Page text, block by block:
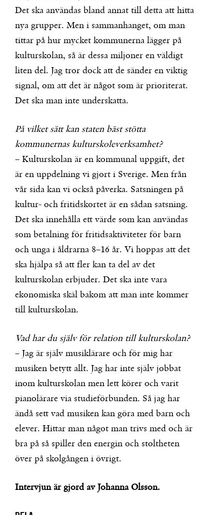
Det ska användas bland annat till detta att hitta
nya grupper. Men i sammanhanget, om man
tittar på hur mycket kommunerna lägger på
kulturskolan, så är dessa miljoner en väldigt
liten del. Jag tror dock att de sänder en viktig
signal, om att det är något som är prioriterat.
Det ska man inte underskatta.
På vilket sätt kan staten bäst stötta
kommunernas kulturskoleverksamhet?
– Kulturskolan är en kommunal uppgift, det
är en uppdelning vi gjort i Sverige. Men från
vår sida kan vi också påverka. Satsningen på
kultur- och fritidskortet är en sådan satsning.
Det ska innehålla ett värde som kan användas
som betalning för fritidsaktiviteter för barn
och unga i åldrarna 8–16 år. Vi hoppas att det
ska hjälpa så att fler kan ta del av det
kulturskolan erbjuder. Det ska inte vara
ekonomiska skäl bakom att man inte kommer
till kulturskolan.
Vad har du själv för relation till kulturskolan?
– Jag är själv musiklärare och för mig har
musiken betytt allt. Jag har inte själv jobbat
inom kulturskolan men lett körer och varit
pianolärare via studieförbunden. Så jag har
ändå sett vad musiken kan göra med barn och
elever. Hittar man något man trivs med och är
bra på så spiller den energin och stoltheten
över på skolgången i övrigt.
Intervjun är gjord av Johanna Olsson.